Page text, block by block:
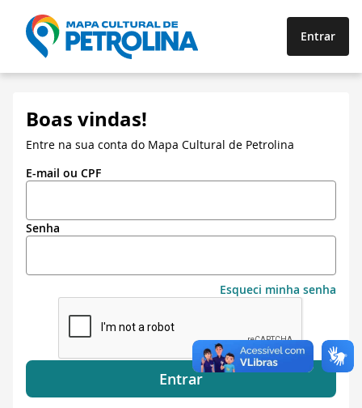
Entrar
Boas vindas!
Entre na sua conta do Mapa Cultural de Petrolina
E-mail ou CPF
Senha
Esqueci minha senha
Entrar